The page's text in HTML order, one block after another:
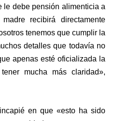
le debe pensión alimenticia a
recibirá directamente
tenemos que cumplir la
detalles que todavía no
apenas esté oficializada la
mucha más claridad»,
en que «esto ha sido